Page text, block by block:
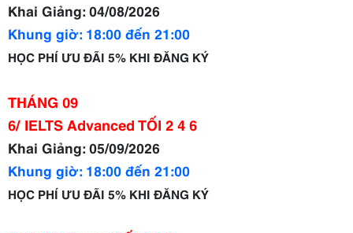
Khai Giảng: 04/08/2026
Khung giờ: 18:00 đến 21:00
HỌC PHÍ ƯU ĐÃI 5% KHI ĐĂNG KÝ
THÁNG 09
6/ IELTS Advanced TỐI 2 4 6
Khai Giảng: 05/09/2026
Khung giờ: 18:00 đến 21:00
HỌC PHÍ ƯU ĐÃI 5% KHI ĐĂNG KÝ